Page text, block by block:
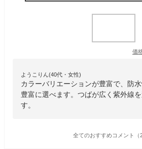
価
ようこりん(40代・女性)
カラーバリエーションが豊富で、防
豊富に選べます。つばが広く紫外線
す。
全てのおすすめコメント（2